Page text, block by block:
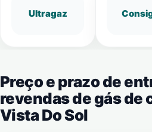
Ultragaz
Preço e prazo de
revendas de gás de
Vista Do Sol